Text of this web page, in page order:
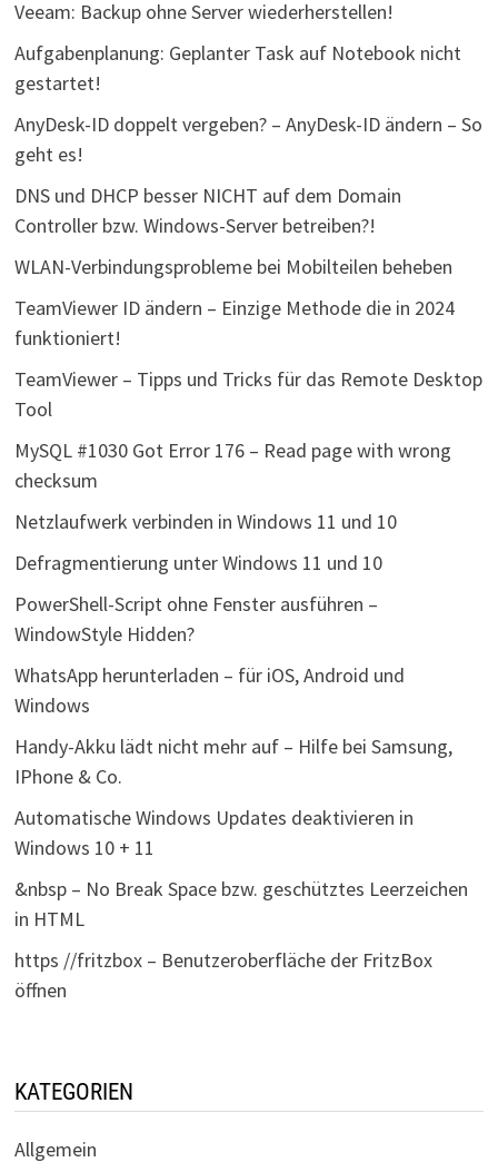
Veeam: Backup ohne Server wiederherstellen!
Aufgabenplanung: Geplanter Task auf Notebook nicht
gestartet!
AnyDesk-ID doppelt vergeben? – AnyDesk-ID ändern – So
geht es!
DNS und DHCP besser NICHT auf dem Domain
Controller bzw. Windows-Server betreiben?!
WLAN-Verbindungsprobleme bei Mobilteilen beheben
TeamViewer ID ändern – Einzige Methode die in 2024
funktioniert!
TeamViewer – Tipps und Tricks für das Remote Desktop
Tool
MySQL #1030 Got Error 176 – Read page with wrong
checksum
Netzlaufwerk verbinden in Windows 11 und 10
Defragmentierung unter Windows 11 und 10
PowerShell-Script ohne Fenster ausführen –
WindowStyle Hidden?
WhatsApp herunterladen – für iOS, Android und
Windows
Handy-Akku lädt nicht mehr auf – Hilfe bei Samsung,
IPhone & Co.
Automatische Windows Updates deaktivieren in
Windows 10 + 11
&nbsp – No Break Space bzw. geschütztes Leerzeichen
in HTML
https //fritzbox – Benutzeroberfläche der FritzBox
öffnen
KATEGORIEN
Allgemein